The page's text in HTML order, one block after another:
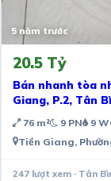
5 năm trước
20.5 Tỷ
Bán nhanh tòa
Giang, P.2, Tân
76 m² 9 PN 9
Tiền Giang,
247 lượt xem · Tân